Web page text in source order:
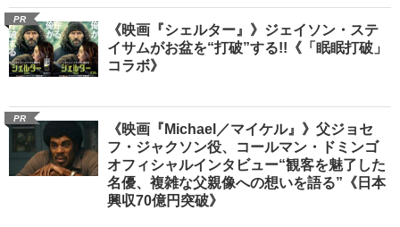
PR
《映画『シェルター』》ジェイソン・ステ
イサムがお盆を“打破”する!!《「眠眠打破」
コラボ》
PR
《映画『Michael／マイケル』》父ジョセ
フ・ジャクソン役、コールマン・ドミンゴ
オフィシャルインタビュー“観客を魅了した
名優、複雑な父親像への想いを語る”《日本
興収70億円突破》